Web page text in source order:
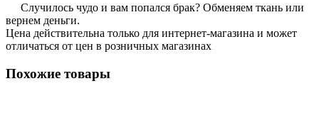
Случилось чудо и вам попался брак? Обменяем ткань или
вернем деньги.
Цена действительна только для интернет-магазина и может
отличаться от цен в розничных магазинах
Похожие товары